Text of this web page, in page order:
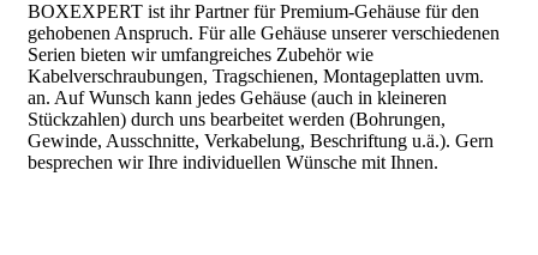
BOXEXPERT ist ihr Partner für Premium-Gehäuse für den
gehobenen Anspruch. Für alle Gehäuse unserer verschiedenen
Serien bieten wir umfangreiches Zubehör wie
Kabelverschraubungen, Tragschienen, Montageplatten uvm.
an. Auf Wunsch kann jedes Gehäuse (auch in kleineren
Stückzahlen) durch uns bearbeitet werden (Bohrungen,
Gewinde, Ausschnitte, Verkabelung, Beschriftung u.ä.). Gern
besprechen wir Ihre individuellen Wünsche mit Ihnen.